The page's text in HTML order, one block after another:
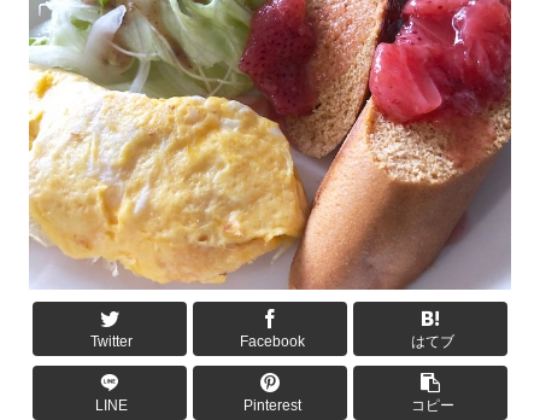
Twitter Facebook はてブ
LINE Pinterest コピー